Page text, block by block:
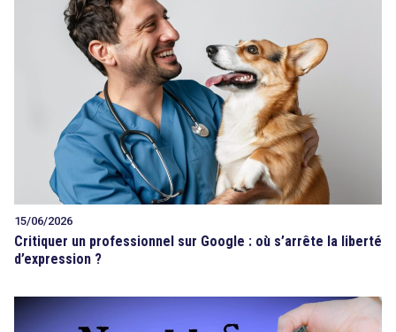
15/06/2026
Critiquer un professionnel sur Google : où s’arrête la liberté
d’expression ?